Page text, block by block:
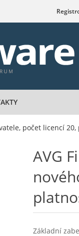
počet licencí
AVG
Základní